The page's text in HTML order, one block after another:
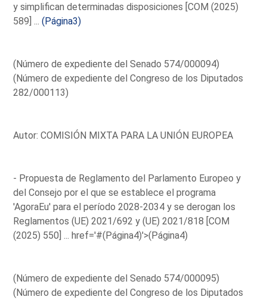
y simplifican determinadas disposiciones [COM (2025)
589] ...(Página3)
(Número de expediente del Senado 574/000094)
(Número de expediente del Congreso de los Diputados
282/000113)
Autor: COMISIÓN MIXTA PARA LA UNIÓN EUROPEA
- Propuesta de Reglamento del Parlamento Europeo y
del Consejo por el que se establece el programa
'AgoraEu' para el período 2028-2034 y se derogan los
Reglamentos (UE) 2021/692 y (UE) 2021/818 [COM
(2025) 550] ...href='#(Página4)'>(Página4)
(Número de expediente del Senado 574/000095)
(Número de expediente del Congreso de los Diputados